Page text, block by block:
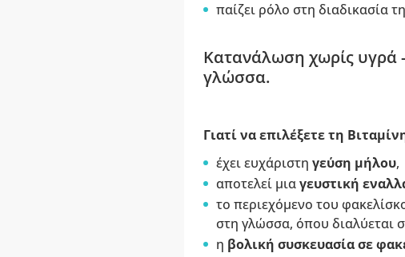
παίζει ρόλο στη διαδικασία
Κατανάλωση χωρίς υγρά
γλώσσα.
Γιατί να επιλέξετε τη
έχει ευχάριστη γεύση μήλου,
αποτελεί μιαγευστική
το περιεχόμενο του
στη γλώσσα, όπου διαλύεται
η βολική συσκευασία σε